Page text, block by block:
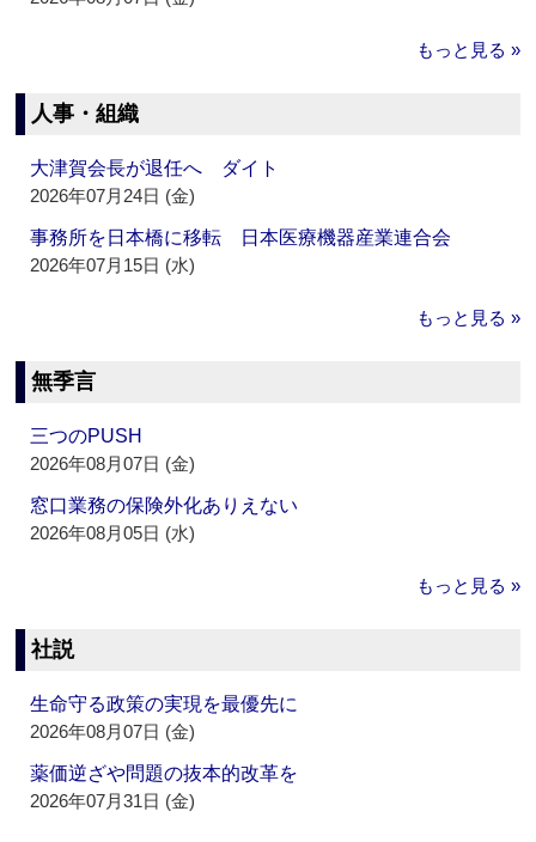
もっと見る »
人事・組織
大津賀会長が退任へ ダイト
2026年07月24日 (金)
事務所を日本橋に移転 日本医療機器産業連合会
2026年07月15日 (水)
もっと見る »
無季言
三つのPUSH
2026年08月07日 (金)
窓口業務の保険外化ありえない
2026年08月05日 (水)
もっと見る »
社説
生命守る政策の実現を最優先に
2026年08月07日 (金)
薬価逆ざや問題の抜本的改革を
2026年07月31日 (金)